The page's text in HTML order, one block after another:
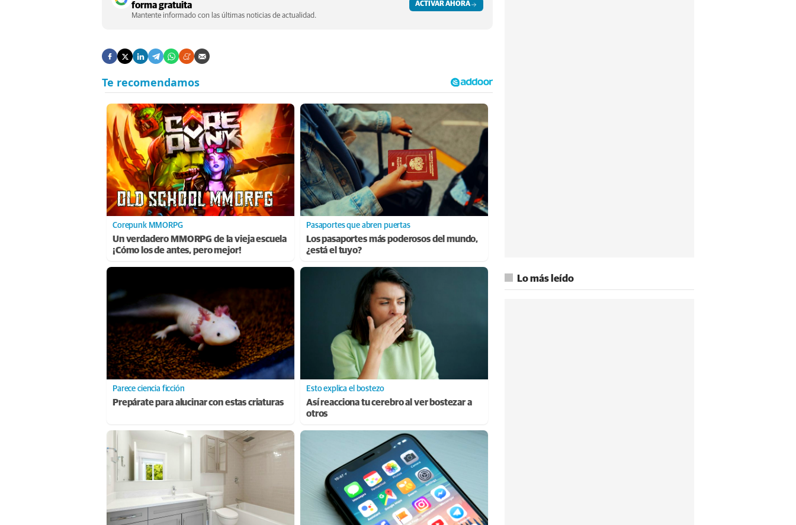
forma gratuita
Mantente informado con las últimas noticias de actualidad.
ACTIVAR AHORA
Corepunk MMORPG
Un verdadero MMORPG de la vieja escuela
¡Cómo los de antes, pero mejor!
Pasaportes que abren puertas
Los pasaportes más poderosos del mundo,
¿está el tuyo?
Parece ciencia ficción
Prepárate para alucinar con estas criaturas
Esto explica el bostezo
Así reacciona tu cerebro al ver bostezar a
otros
Lo más leído